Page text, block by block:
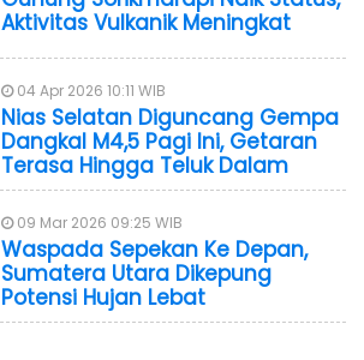
Aktivitas Vulkanik Meningkat
04 Apr 2026 10:11 WIB
Nias Selatan Diguncang Gempa
Dangkal M4,5 Pagi Ini, Getaran
Terasa Hingga Teluk Dalam
09 Mar 2026 09:25 WIB
Waspada Sepekan Ke Depan,
Sumatera Utara Dikepung
Potensi Hujan Lebat